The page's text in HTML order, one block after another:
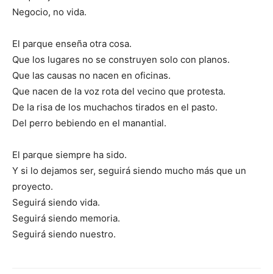
Negocio, no vida.
El parque enseña otra cosa.
Que los lugares no se construyen solo con planos.
Que las causas no nacen en oficinas.
Que nacen de la voz rota del vecino que protesta.
De la risa de los muchachos tirados en el pasto.
Del perro bebiendo en el manantial.
El parque siempre ha sido.
Y si lo dejamos ser, seguirá siendo mucho más que un
proyecto.
Seguirá siendo vida.
Seguirá siendo memoria.
Seguirá siendo nuestro.